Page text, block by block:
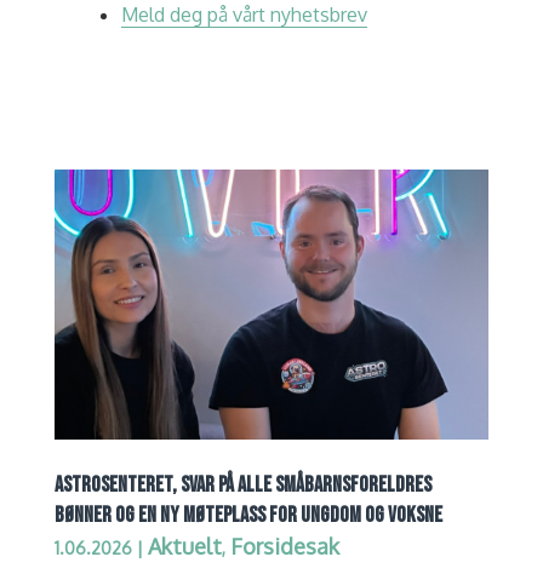
Meld deg på vårt nyhetsbrev
ASTROSENTERET, SVAR PÅ ALLE SMÅBARNSFORELDRES
BØNNER OG EN NY MØTEPLASS FOR UNGDOM OG VOKSNE
1.06.2026| Aktuelt, Forsidesak